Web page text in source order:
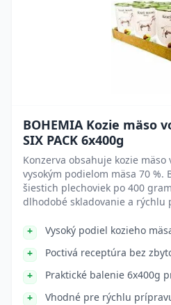
BOHEMIA Kozie mäso
SIX PACK 6x400g
Konzerva obsahuje kozie mäso
vysokým podielom mäsa 70 %.
šiestich plechoviek po 400
dlhodobé skladovanie a rýchlu
Vysoký podiel kozieho
Poctivá receptúra bez
Praktické balenie 6x400g
Vhodné pre rýchlu